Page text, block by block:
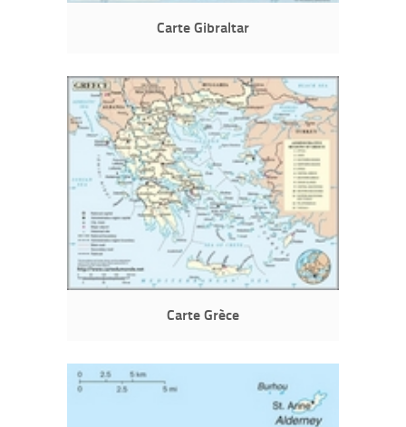
Carte Gibraltar
Carte Grèce